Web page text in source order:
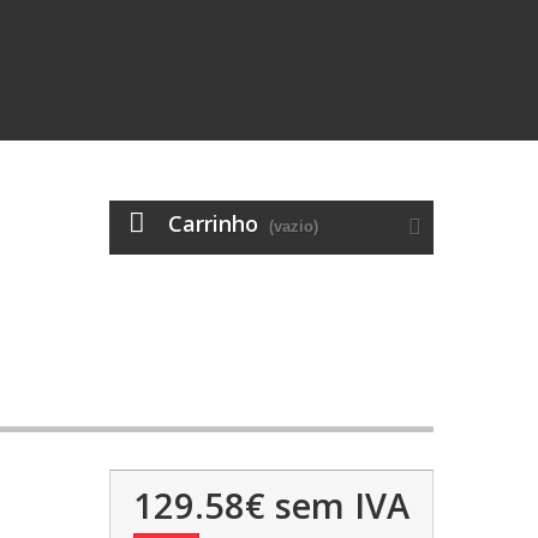
Carrinho (vazio)
129.58€ sem IVA